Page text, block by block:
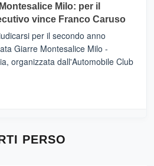
Milo: per il
vince Franco Caruso
per il secondo anno
Giarre Montesalice Milo -
organizzata dall'Automobile Club
PERSO